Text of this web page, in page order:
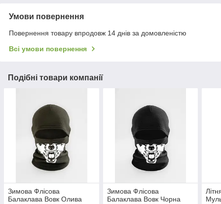
Умови повернення
Повернення товару впродовж 14 днів за домовленістю
Всі умови повернення
Подібні товари компанії
Зимова Флісова
Балаклава Вовк Олива
Зимова Флісова
Балаклава Вовк Чорна